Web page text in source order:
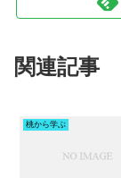
関連記事
桃から学ぶ